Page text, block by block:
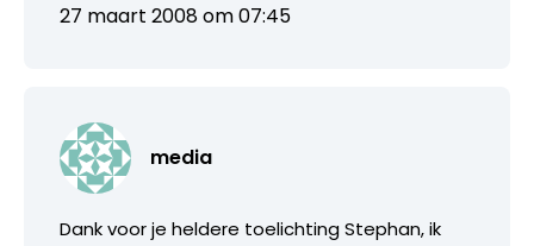
27 maart 2008 om 07:45
media
Dank voor je heldere toelichting Stephan, ik